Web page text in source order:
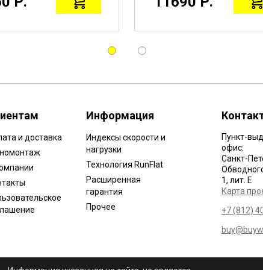
и доставка
Информация
Индексы скорости и
нагрузки
Технология RunFlat
Расширенная
гарантия
Прочее
Пункт-
офис:
Санкт-
1, лит. Е
Карта
+7 (812)